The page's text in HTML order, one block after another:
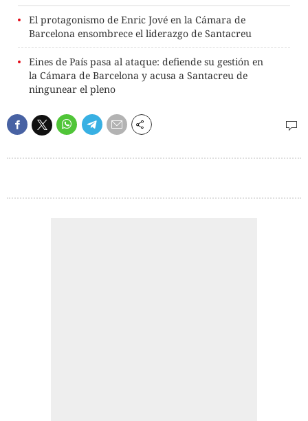
El protagonismo de Enric Jové en la Cámara de
Barcelona ensombrece el liderazgo de Santacreu
Eines de País pasa al ataque: defiende su gestión en
la Cámara de Barcelona y acusa a Santacreu de
ningunear el pleno